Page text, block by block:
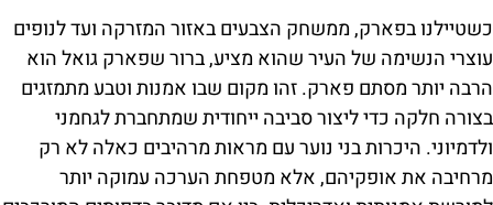
כשטיילנו בפארק, ממשחק הצבעים באזור המזרקה ועד לנופים
עוצרי הנשימה של העיר שהוא מציע, ברור שפארק גואל הוא
הרבה יותר מסתם פארק. זהו מקום שבו אמנות וטבע מתמזגים
בצורה חלקה כדי ליצור סביבה ייחודית שמתחברת לגחמני
ולדמיוני. היכרות בני נוער עם מראות מרהיבים כאלה לא רק
מרחיבה את אופקיהם, אלא מטפחת הערכה עמוקה יותר